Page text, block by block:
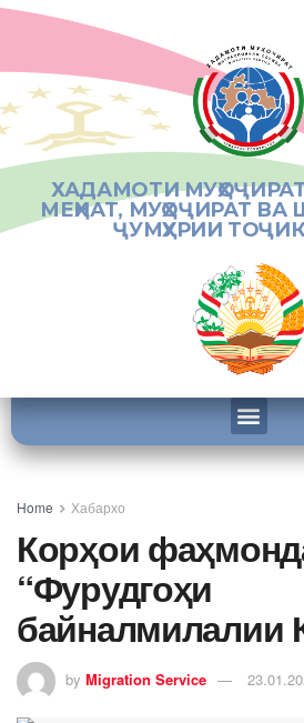
ХАДАМОТИ
МЕҲНАТ, МУҲОҶИРАТ ВА
ҶУМҲУРИИ
Home Хабархо
Корҳои
“Фурудгоҳи
байналмилалии
by Migration Service